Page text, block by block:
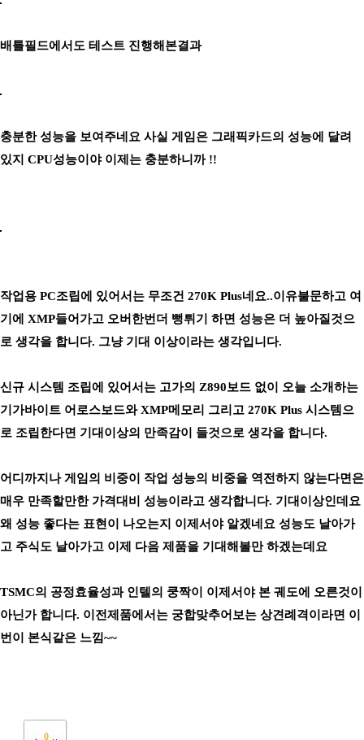
배틀필드에서도 테스트 진행해본결과
충분한 성능을 보여주네요 사실 게임은 그래픽카드의 성능에 달려
있지 CPU성능이야 이제는 충분하니까 !!
작업용 PC조립에 있어서는 무조건 270K Plus네요..이유불문하고 여
기에 XMP들어가고 오버한번더 뻥튀기 하면 성능은 더 높아질것으
로 생각을 합니다. 그냥 기대 이상이라는 생각입니다.
신규 시스템 조립에 있어서는 고가의 Z890보드 없이 오늘 소개하는
기가바이트 어로스보드와 XMP메모리 그리고 270K Plus 시스템으
로 조립한다면 기대이상의 만족감이 들것으로 생각을 합니다.
어디까지나 게임의 비중이 작업 성능의 비중을 역전하지 않는다면은
매우 만족할만한 가격대비 성능이라고 생각합니다. 기대이상인데요
왜 성능 좋다는 표현이 나오는지 이제서야 알겠네요 성능도 날아가
고 주식도 날아가고 이제 다음 제품을 기대해볼만 하겠는데요
TSMC의 공정효율성과 인텔의 쿵짝이 이제서야 본 궤도에 오른것이
아닌가 합니다. 이전제품에서는 궁합맞추어보는 상견례격이라면 이
번이 본식같은 느낌~~
0